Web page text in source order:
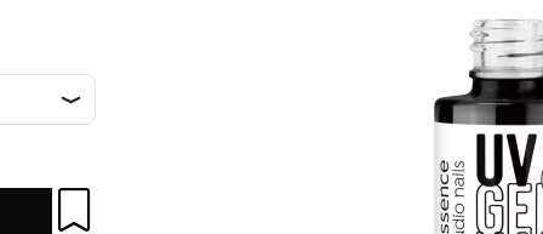
Ao criar uma conta
rapidamente, verificar
operações anteriores.
IDIOMA PORTUGUESE
colori